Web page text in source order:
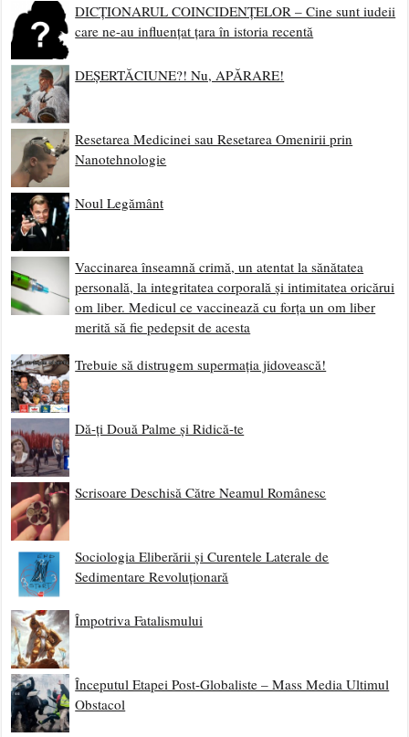
DICȚIONARUL COINCIDENȚELOR – Cine sunt iudeii
care ne-au influențat țara în istoria recentă
DEȘERTĂCIUNE?! Nu, APĂRARE!
Resetarea Medicinei sau Resetarea Omenirii prin
Nanotehnologie
Noul Legământ
Vaccinarea înseamnă crimă, un atentat la sănătatea
personală, la integritatea corporală și intimitatea oricărui
om liber. Medicul ce vaccinează cu forța un om liber
merită să fie pedepsit de acesta
Trebuie să distrugem supermația jidovească!
Dă-ți Două Palme și Ridică-te
Scrisoare Deschisă Către Neamul Românesc
Sociologia Eliberării și Curentele Laterale de
Sedimentare Revoluționară
Împotriva Fatalismului
Începutul Etapei Post-Globaliste – Mass Media Ultimul
Obstacol